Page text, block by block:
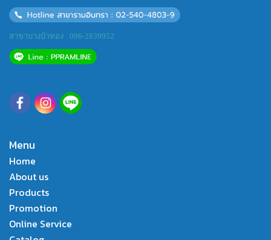
สาขาบางบัวทอง : 096-2839952
Menu
Home
About us
Products
Promotion
Online Service